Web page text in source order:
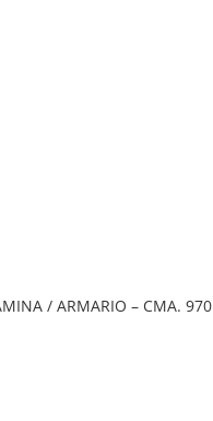
/ ARMARIO – CMA. 970